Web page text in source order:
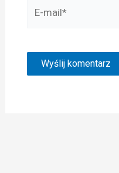
mail*